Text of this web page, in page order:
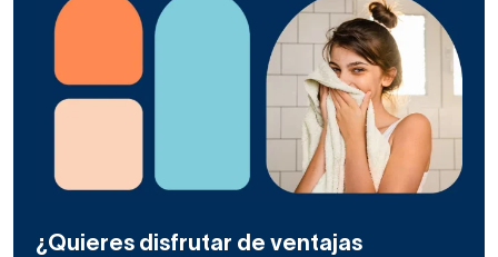
¿Quieres disfrutar de ventajas